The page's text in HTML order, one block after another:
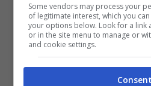
Milan, Pioli: “Non
per lo Scudetto.
Some vendors may process your
of legitimate interest, which you
your options below. Look for a link
or in the site menu to manage or
and cookie settings.
Consent